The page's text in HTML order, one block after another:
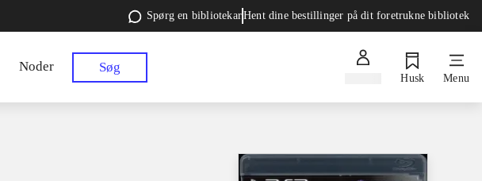
Spørg en bibliotekarHent dine bestillinger på dit foretrukne bibliotek
Noder Søg
Husk Menu